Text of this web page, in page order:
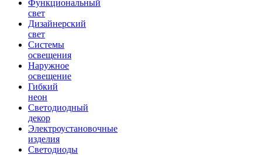
Функциональный
свет
Дизайнерский
свет
Системы
освещения
Наружное
освещение
Гибкий
неон
Светодиодный
декор
Электроустановочные
изделия
Светодиоды